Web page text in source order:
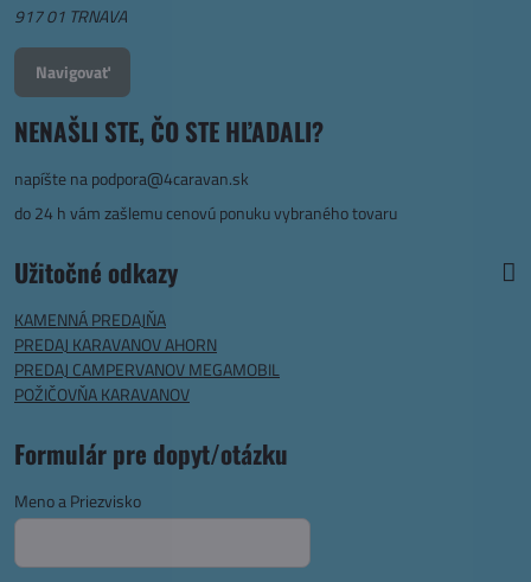
917 01 TRNAVA
Navigovať
NENAŠLI STE, ČO STE HĽADALI?
napíšte napodpora@4caravan.sk
do 24 h vám zašlemu cenovú ponuku vybraného tovaru
Užitočné odkazy
KAMENNÁ PREDAJŇA
PREDAJ KARAVANOV AHORN
PREDAJ CAMPERVANOV MEGAMOBIL
POŽIČOVŇA KARAVANOV
Formulár pre dopyt/otázku
Meno a Priezvisko